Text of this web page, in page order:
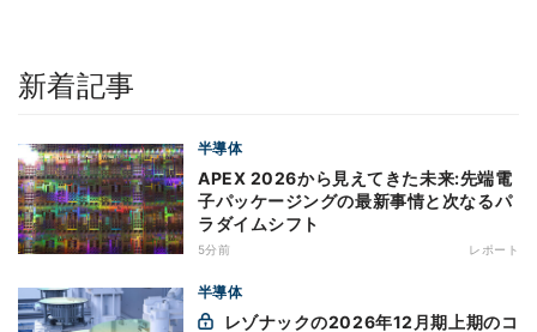
新着記事
半導体
APEX 2026から見えてきた未来:先端電
子パッケージングの最新事情と次なるパ
ラダイムシフト
5分前 レポート
半導体